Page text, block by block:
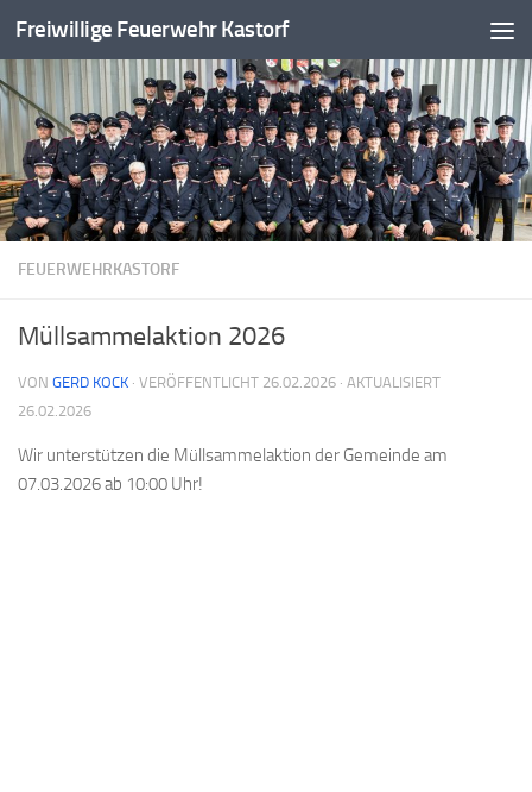
Zum Inhalt springen
Freiwillige Feuerwehr Kastorf
FEUERWEHRKASTORF
Müllsammelaktion 2026
VON GERD KOCK · VERÖFFENTLICHT 26.02.2026 · AKTUALISIERT
26.02.2026
Wir unterstützen die Müllsammelaktion der Gemeinde am
07.03.2026 ab 10:00 Uhr!